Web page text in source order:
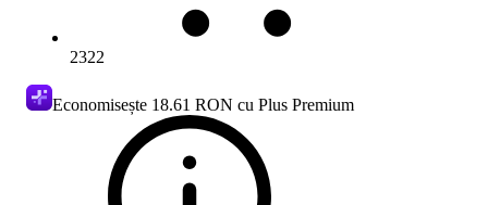
2322
Economisește 18.61 RON cu Plus Premium